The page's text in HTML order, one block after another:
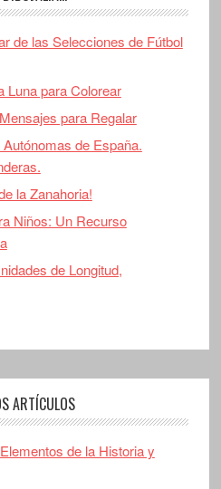
de las Selecciones de Fútbol
Luna para Colorear
para Regalar
de España.
la Zanahoria!
Niños: Un Recurso
de Longitud,
ARTÍCULOS
de la Historia y